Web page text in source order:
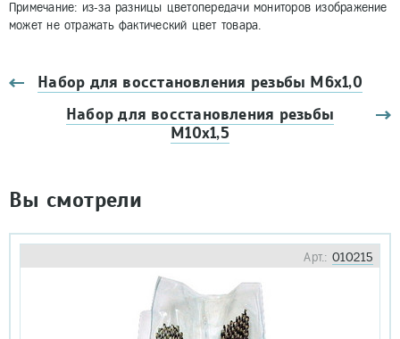
Примечание: из-за разницы цветопередачи мониторов изображение
может не отражать фактический цвет товара.
Набор для восстановления резьбы М6х1,0
Набор для восстановления резьбы
М10х1,5
Вы смотрели
Арт.: 010215